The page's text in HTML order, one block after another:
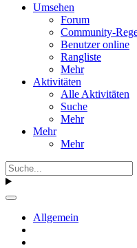
Umsehen
Forum
Community-
Benutzer online
Rangliste
Mehr
Aktivitäten
Alle Aktivitäten
Suche
Mehr
Mehr
Mehr
Allgemein